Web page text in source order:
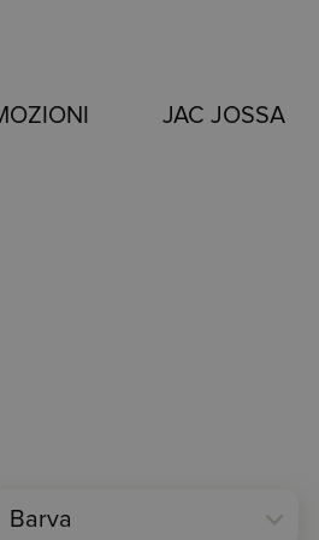
JAC JOSSA
expand_more
Barva